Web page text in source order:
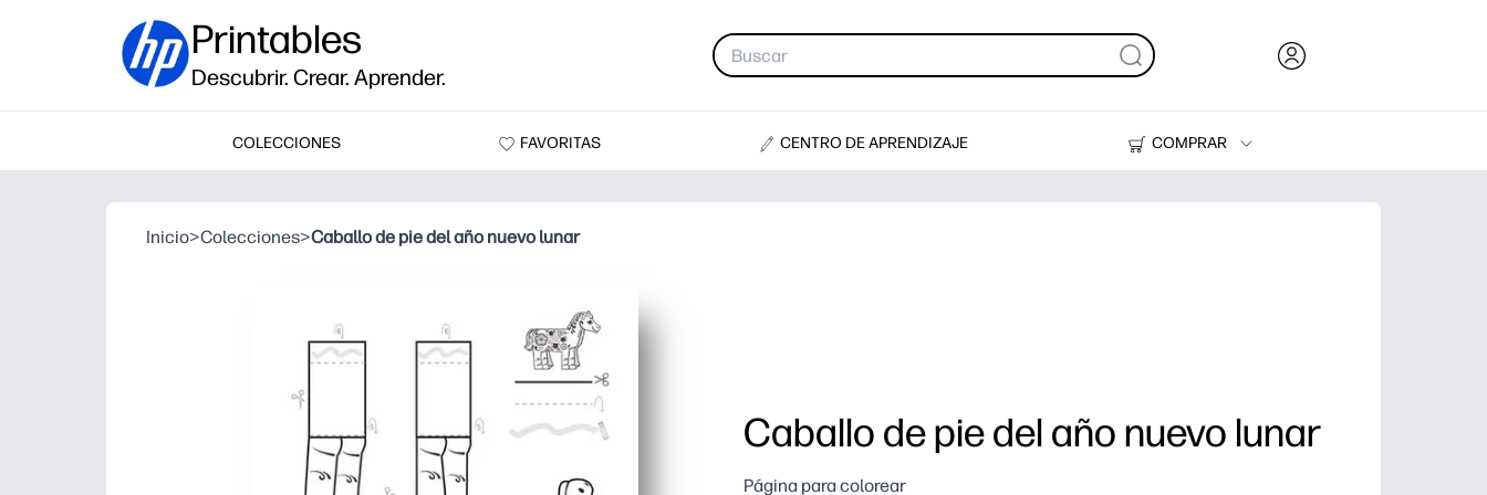
Printables
Descubrir. Crear. Aprender.
COLECCIONES FAVORITAS CENTRO DE APRENDIZAJE
COMPRAR
Impresoras
Inicio>Colecciones>Caballo de pie del año nuevo lunar
Caballo de pie del año nuevo lunar
Página para colorear